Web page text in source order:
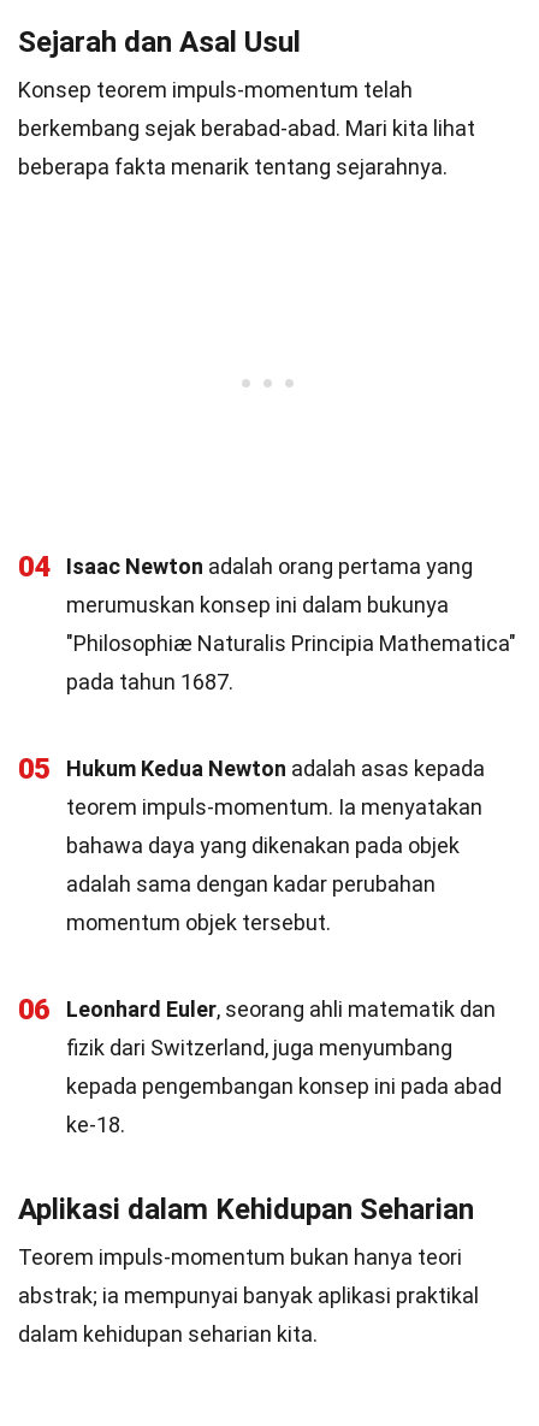
Sejarah dan Asal Usul
Konsep teorem impuls-momentum telah
berkembang sejak berabad-abad. Mari kita lihat
beberapa fakta menarik tentang sejarahnya.
04 Isaac Newton adalah orang pertama yang
merumuskan konsep ini dalam bukunya
"Philosophiæ Naturalis Principia Mathematica"
pada tahun 1687.
05 Hukum Kedua Newton adalah asas kepada
teorem impuls-momentum. Ia menyatakan
bahawa daya yang dikenakan pada objek
adalah sama dengan kadar perubahan
momentum objek tersebut.
06 Leonhard Euler, seorang ahli matematik dan
fizik dari Switzerland, juga menyumbang
kepada pengembangan konsep ini pada abad
ke-18.
Aplikasi dalam Kehidupan Seharian
Teorem impuls-momentum bukan hanya teori
abstrak; ia mempunyai banyak aplikasi praktikal
dalam kehidupan seharian kita.